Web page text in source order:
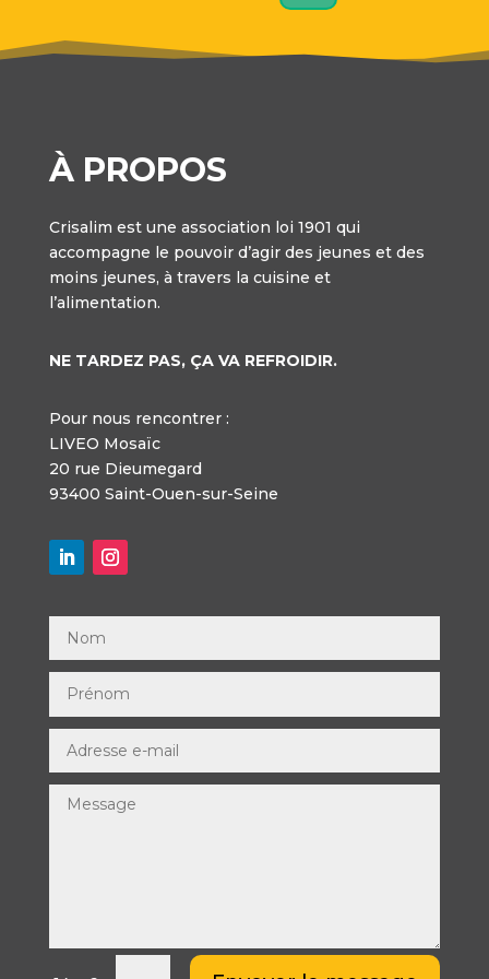
À PROPOS
Crisalim est une association loi 1901 qui
accompagne le pouvoir d’agir des jeunes et des
moins jeunes, à travers la cuisine et
l’alimentation.
NE TARDEZ PAS, ÇA VA REFROIDIR.
Pour nous rencontrer :
LIVEO Mosaïc
20 rue Dieumegard
93400 Saint-Ouen-sur-Seine